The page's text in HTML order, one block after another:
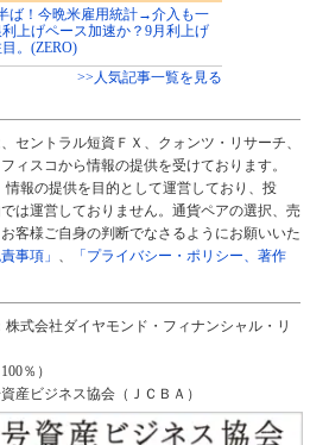
ば！今晩米雇用統計→介入も一
上げペース加速か？9月利上げ
。(ZERO)
>>人気記事一覧を見る
セントラル短資ＦＸ、クォンツ・リサーチ、
ィスコから情報の提供を受けております。
報の提供を目的として運営しており、投
は運営しておりません。通貨ペアの選択、売
客様ご自身の判断でなさるようにお願いいた
責事項」
「プライバシー・ポリシー、著作
式会社ダイヤモンド・フィナンシャル・リ
％）
産ビジネス協会（ＪＣＢＡ）